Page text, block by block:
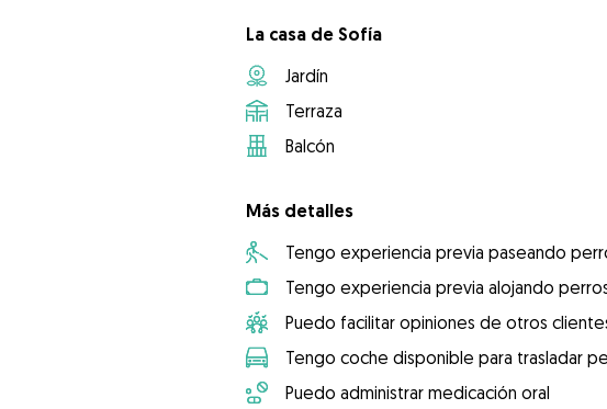
La casa de Sofía
Jardín
Terraza
Balcón
Más detalles
Tengo experiencia previa paseando
Tengo experiencia previa alojando
Puedo facilitar opiniones de otros
Tengo coche disponible para trasladar
Puedo administrar medicación oral